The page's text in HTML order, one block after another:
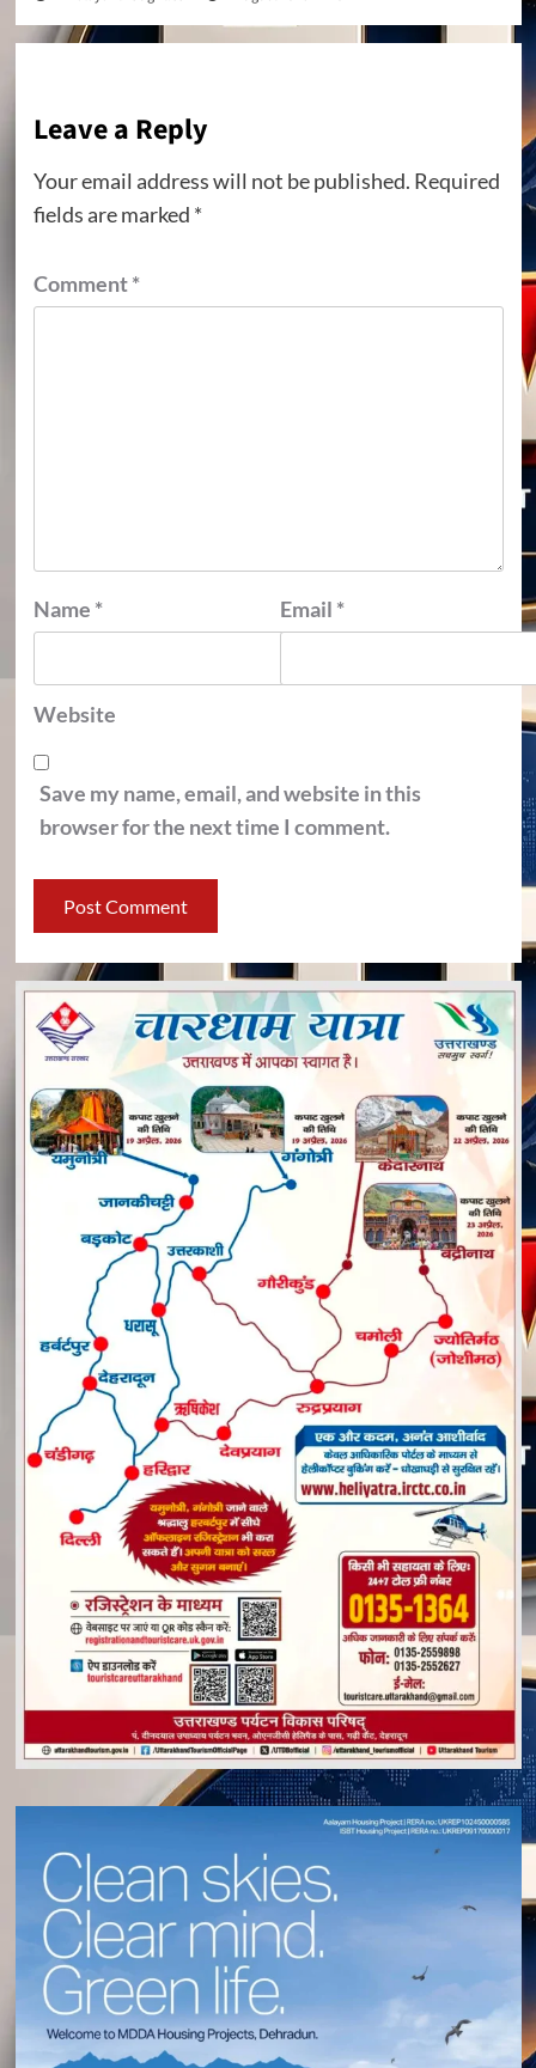
Leave a Reply
Your email address will not be published. Required
fields are marked *
Comment*
Name * Email *
Website
Save my name, email, and website in this
browser for the next time I comment.